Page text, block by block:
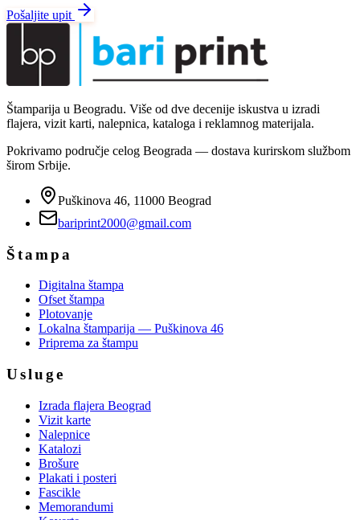
Pošaljite upit
Štamparija u Beogradu. Više od dve decenije iskustva u izradi
flajera, vizit karti, nalepnica, kataloga i reklamnog materijala.
Pokrivamo područje celog Beograda — dostava kurirskom službom
širom Srbije.
Puškinova 46, 11000 Beograd
bariprint2000@gmail.com
Štampa
Digitalna štampa
Ofset štampa
Plotovanje
Lokalna štamparija — Puškinova 46
Priprema za štampu
Usluge
Izrada flajera Beograd
Vizit karte
Nalepnice
Katalozi
Brošure
Plakati i posteri
Fascikle
Memorandumi